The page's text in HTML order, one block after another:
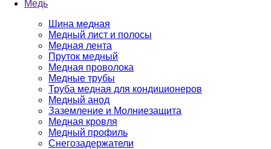
Медь
Шина медная
Медный лист и полосы
Медная лента
Пруток медный
Медная проволока
Медные трубы
Труба медная для кондиционеров
Медный анод
Заземление и Молниезащита
Медная кровля
Медный профиль
Снегозадержатели